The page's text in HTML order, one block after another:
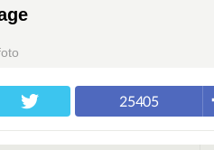
25405